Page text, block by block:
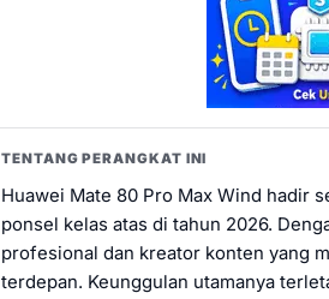
TENTANG PERANGKAT INI
Huawei Mate 80 Pro Max Wind hadir
ponsel kelas atas di tahun 2026.
profesional dan kreator konten yang
terdepan. Keunggulan utamanya